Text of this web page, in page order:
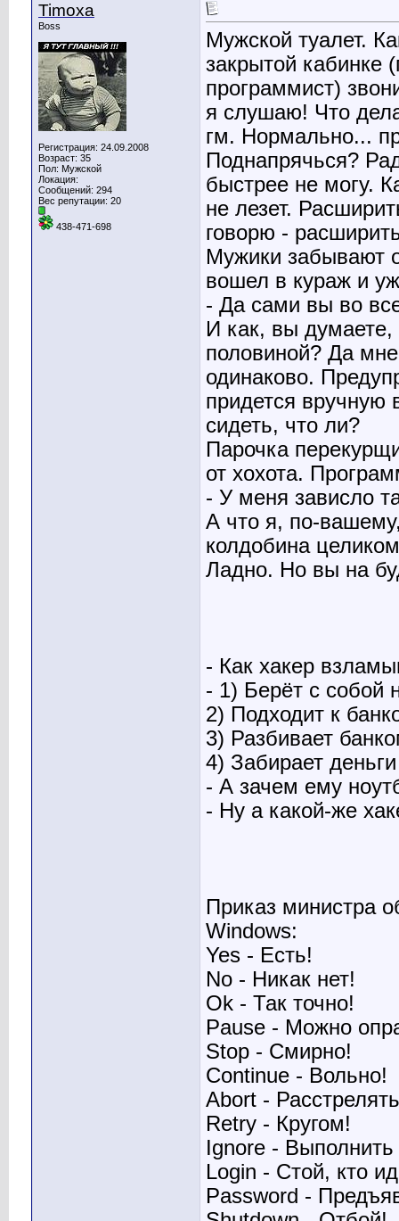
Timoxa
Boss
Регистрация: 24.09.2008
Возраст: 35
Пол: Мужской
Локация:
Сообщений: 294
Вес репутации: 20
438-471-698
Мужской туалет.
закрытой кабинке
программист)
я слушаю! Что
гм. Нормально...
Поднапрячься?
быстрее не могу.
не лезет.
говорю -
Мужики забывают
вошел в кураж и
- Да сами вы во
И как, вы думаете,
половиной? Да
одинаково.
придется вручную
сидеть, что ли?
Парочка
от хохота.
- У меня зависло
А что я, по-
колдобина
Ладно. Но вы на
- Как хакер
- 1) Берёт с собой
2) Подходит к
3) Разбивает
4) Забирает
- А зачем ему
- Ну а какой-же
Приказ министра
Windows:
Yes - Есть!
No - Hикак нет!
Ok - Так точно!
Pause - Можно
Stop - Смирно!
Continue - Вольно!
Abort -
Retry - Кругом!
Ignore -
Login - Стой, кто
Password -